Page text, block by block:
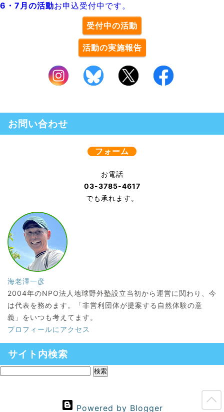
6・7月の活動お申込受付中です。
受付中の活動
活動の実施報告
お問い合わせ
フォーム
お電話
03-3785-4617
でも承れます。
海老澤一彦
2004年のNPO法人地球野外塾設立当初から運営に関わり、今
は代表を務めます。「非営利団体が提案する自然体験の意
義」をいつも考えてます。
プロフィールにアクセス
サイト内検索
Powered by Blogger